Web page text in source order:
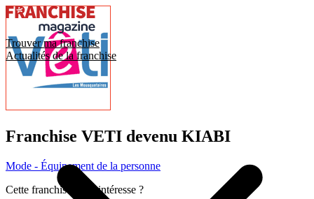
Trouver ma franchise
Actualités de la franchise
Franchise VETI devenu KIABI
Mode - Équipement de la personne
Cette franchise vous intéresse ?